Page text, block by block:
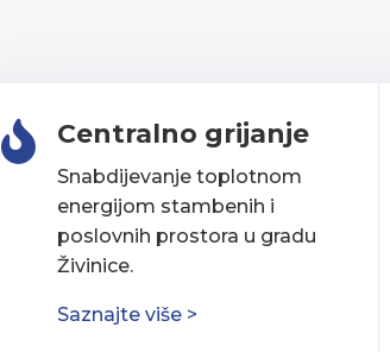
 Centralno grijanje
Snabdijevanje toplotnom
energijom stambenih i
poslovnih prostora u gradu
Živinice.
Saznajte više >